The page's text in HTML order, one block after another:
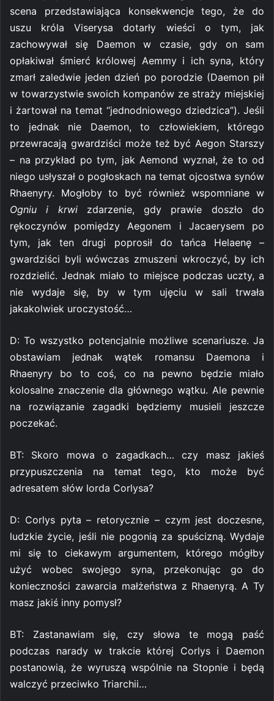
scena przedstawiająca konsekwencje tego, że do
uszu króla Viserysa dotarły wieści o tym, jak
zachowywał się Daemon w czasie, gdy on sam
opłakiwał śmierć królowej Aemmy i ich syna, który
zmarł zaledwie jeden dzień po porodzie (Daemon pił
w towarzystwie swoich kompanów ze straży miejskiej
i żartował na temat “jednodniowego dziedzica”). Jeśli
to jednak nie Daemon, to człowiekiem, którego
przewracają gwardziści może też być Aegon Starszy
– na przykład po tym, jak Aemond wyznał, że to od
niego usłyszał o pogłoskach na temat ojcostwa synów
Rhaenyry. Mogłoby to być również wspomniane w
Ogniu i krwi zdarzenie, gdy prawie doszło do
rękoczynów pomiędzy Aegonem i Jacaerysem po
tym, jak ten drugi poprosił do tańca Helaenę –
gwardziści byli wówczas zmuszeni wkroczyć, by ich
rozdzielić. Jednak miało to miejsce podczas uczty, a
nie wydaje się, by w tym ujęciu w sali trwała
jakakolwiek uroczystość…
D: To wszystko potencjalnie możliwe scenariusze. Ja
obstawiam jednak wątek romansu Daemona i
Rhaenyry bo to coś, co na pewno będzie miało
kolosalne znaczenie dla głównego wątku. Ale pewnie
na rozwiązanie zagadki będziemy musieli jeszcze
poczekać.
BT: Skoro mowa o zagadkach… czy masz jakieś
przypuszczenia na temat tego, kto może być
adresatem słów lorda Corlysa?
D: Corlys pyta – retorycznie – czym jest doczesne,
ludzkie życie, jeśli nie pogonią za spuścizną. Wydaje
mi się to ciekawym argumentem, którego mógłby
użyć wobec swojego syna, przekonując go do
konieczności zawarcia małżeństwa z Rhaenyrą. A Ty
masz jakiś inny pomysł?
BT: Zastanawiam się, czy słowa te mogą paść
podczas narady w trakcie której Corlys i Daemon
postanowią, że wyruszą wspólnie na Stopnie i będą
walczyć przeciwko Triarchii…